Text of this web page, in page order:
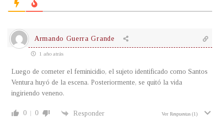
Armando Guerra Grande
1 año atrás
Luego de cometer el feminicidio, el sujeto identificado como Santos
Ventura huyó de la escena. Posteriormente, se quitó la vida
ingiriendo veneno.
0 0 Responder Ver Respuestas (1)